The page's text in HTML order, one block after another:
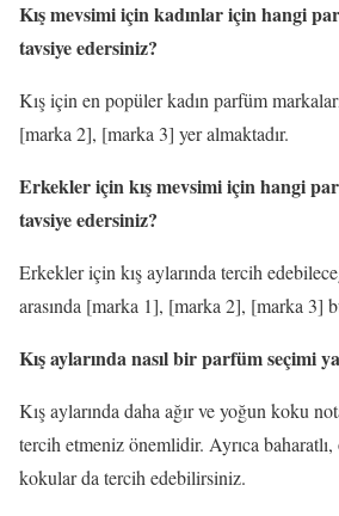
Kış mevsimi için kadınlar için hangi
tavsiye edersiniz?
Kış için en popüler kadın parfüm
[marka 2], [marka 3] yer almaktadır.
Erkekler için kış mevsimi için hangi
tavsiye edersiniz?
Erkekler için kış aylarında tercih
arasında [marka 1], [marka 2], [marka 3]
Kış aylarında nasıl bir parfüm seçimi
Kış aylarında daha ağır ve yoğun koku
tercih etmeniz önemlidir. Ayrıca baharatlı,
kokular da tercih edebilirsiniz.